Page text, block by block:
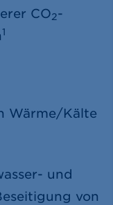
CO2-
1
Wärme/Kälte
und
von